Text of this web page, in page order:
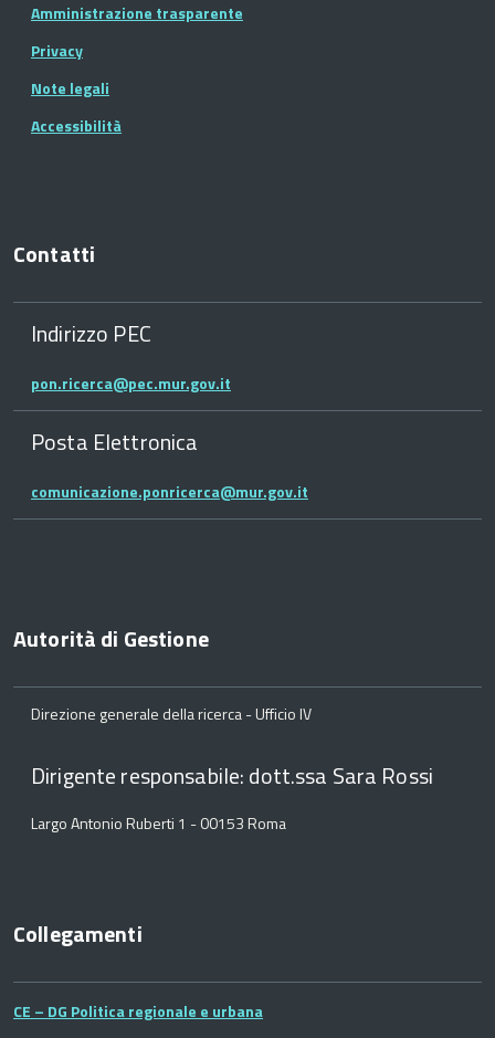
Amministrazione trasparente
Privacy
Note legali
Accessibilità
Contatti
Indirizzo PEC
pon.ricerca@pec.mur.gov.it
Posta Elettronica
comunicazione.ponricerca@mur.gov.it
Autorità di Gestione
Direzione generale della ricerca - Ufficio IV
Dirigente responsabile: dott.ssa Sara Rossi
Largo Antonio Ruberti 1 - 00153 Roma
Collegamenti
CE – DG Politica regionale e urbana